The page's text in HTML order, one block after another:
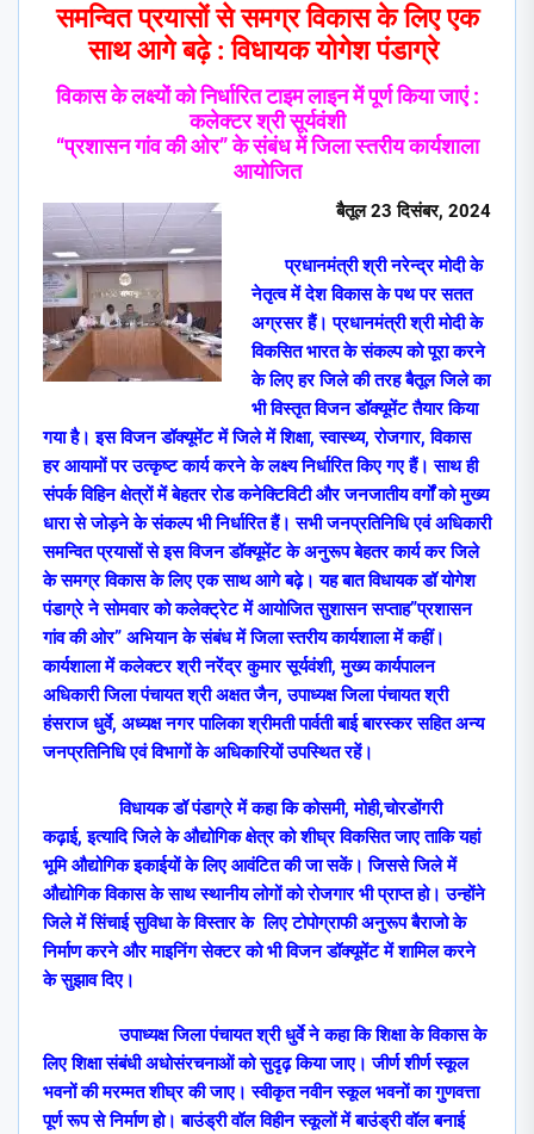
समन्वित प्रयासों से समग्र विकास के लिए एक
साथ आगे बढ़े : विधायक योगेश पंडाग्रे
विकास के लक्ष्यों को निर्धारित टाइम लाइन में पूर्ण किया जाएं :
कलेक्टर श्री सूर्यवंशी
“प्रशासन गांव की ओर” के संबंध में जिला स्तरीय कार्यशाला
आयोजित
बैतूल23 दिसंबर, 2024
प्रधानमंत्री श्री नरेन्द्र मोदी के
नेतृत्व में देश विकास के पथ पर सतत
अग्रसर हैं। प्रधानमंत्री श्री मोदी के
विकसित भारत के संकल्प को पूरा करने
के लिए हर जिले की तरह बैतूल जिले का
भी विस्तृत विजन डॉक्यूमेंट तैयार किया
गया है। इस विजन डॉक्यूमेंट में जिले में शिक्षा,स्वास्थ्य,रोजगार,विकास
हर आयामों पर उत्कृष्ट कार्य करने के लक्ष्य निर्धारित किए गए हैं। साथ ही
संपर्क विहिन क्षेत्रों में बेहतर रोड कनेक्टिविटी और जनजातीय वर्गों को मुख्य
धारा से जोड़ने के संकल्प भी निर्धारित हैं। सभी जनप्रतिनिधि एवं अधिकारी
समन्वित प्रयासों से इस विजन डॉक्यूमेंट के अनुरूप बेहतर कार्य कर जिले
के समग्र विकास के लिए एक साथ आगे बढ़े। यह बात विधायक डॉ योगेश
पंडाग्रे ने सोमवार को कलेक्ट्रेट में आयोजित सुशासन सप्ताह”प्रशासन
गांव की ओर” अभियान के संबंध में जिला स्तरीय कार्यशाला में कहीं।
कार्यशाला में कलेक्टर श्री नरेंद्र कुमार सूर्यवंशी,मुख्य कार्यपालन
अधिकारी जिला पंचायत श्री अक्षत जैन,उपाध्यक्ष जिला पंचायत श्री
हंसराज धुर्वे, अध्यक्ष नगर पालिका श्रीमती पार्वती बाई बारस्कर सहित अन्य
जनप्रतिनिधि एवं विभागों के अधिकारियों उपस्थित रहें।
विधायक डॉ पंडाग्रे में कहा कि कोसमी,मोही,चोरडोंगरी
कढ़ाई,इत्यादि जिले के औद्योगिक क्षेत्र को शीघ्र विकसित जाए ताकि यहां
भूमि औद्योगिक इकाईयों के लिए आवंटित की जा सकें। जिससे जिले में
औद्योगिक विकास के साथ स्थानीय लोगों को रोजगार भी प्राप्त हो। उन्होंने
जिले में सिंचाई सुविधा के विस्तार के लिए टोपोग्राफी अनुरूप बैराजो के
निर्माण करने और माइनिंग सेक्टर को भी विजन डॉक्यूमेंट में शामिल करने
के सुझाव दिए।
उपाध्यक्ष जिला पंचायत श्री धुर्वे ने कहा कि शिक्षा के विकास के
लिए शिक्षा संबंधी अधोसंरचनाओं को सुदृढ़ किया जाए। जीर्ण शीर्ण स्कूल
भवनों की मरम्मत शीघ्र की जाए। स्वीकृत नवीन स्कूल भवनों का गुणवत्ता
पूर्ण रूप से निर्माण हो। बाउंड्री वॉल विहीन स्कूलों में बाउंड्री वॉल बनाई